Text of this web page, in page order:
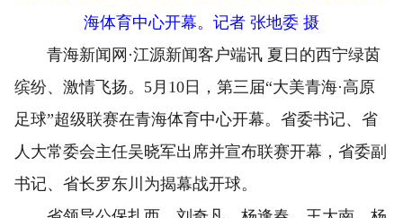
海体育中心开幕。记者 张地委 摄
青海新闻网·江源新闻客户端讯 夏日的西宁绿茵
缤纷、激情飞扬。5月10日，第三届“大美青海·高原
足球”超级联赛在青海体育中心开幕。省委书记、省
人大常委会主任吴晓军出席并宣布联赛开幕，省委副
书记、省长罗东川为揭幕战开球。